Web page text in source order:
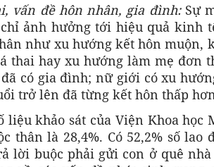
vấn đề hôn nhân, gia đình: Sự
ảnh hưởng tới hiệu quả kinh
như xu hướng kết hôn muộn,
thai hay xu hướng làm mẹ đơn
đã có gia đình; nữ giới có xu
trở lên đã từng kết hôn thấp
liệu khảo sát của Viện Khoa
thân là 28,4%. Có 52,2% số
lời buộc phải gửi con ở quê